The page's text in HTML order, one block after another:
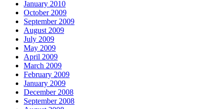
January 2010
October 2009
September 2009
August 2009
July 2009
May 2009
April 2009
March 2009
February 2009
January 2009
December 2008
September 2008